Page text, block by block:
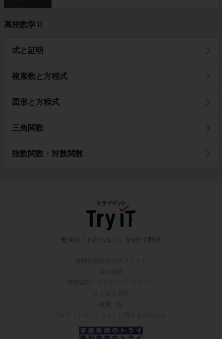
高校数学Ⅱ
式と証明
複素数と方程式
図形と方程式
三角関数
指数関数・対数関数
勉強の「わからない」を5分で解決